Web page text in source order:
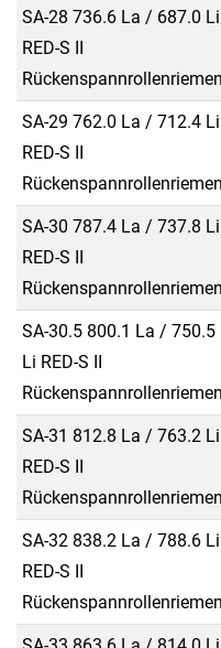
SA-28 736.6 La / 687.0 Li
RED-S II
Rückenspannrollenriemen
SA-29 762.0 La / 712.4 Li
RED-S II
Rückenspannrollenriemen
SA-30 787.4 La / 737.8 Li
RED-S II
Rückenspannrollenriemen
SA-30.5 800.1 La / 750.5
Li RED-S II
Rückenspannrollenriemen
SA-31 812.8 La / 763.2 Li
RED-S II
Rückenspannrollenriemen
SA-32 838.2 La / 788.6 Li
RED-S II
Rückenspannrollenriemen